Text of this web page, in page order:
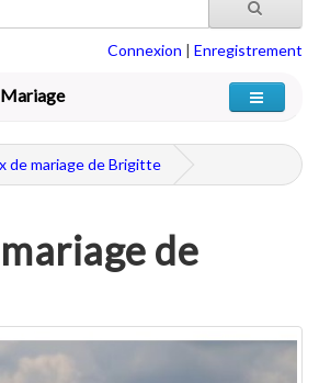
Connexion | Enregistrement
de mariage de Brigitte
de